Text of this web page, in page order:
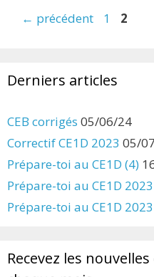
← précédent Page
1 Page
2
Derniers articles
CEB corrigés 05/06/24
Correctif CE1D 2023 05/
Prépare-toi au CE1D (4)
Prépare-toi au CE1D
Prépare-toi au CE1D
Recevez les